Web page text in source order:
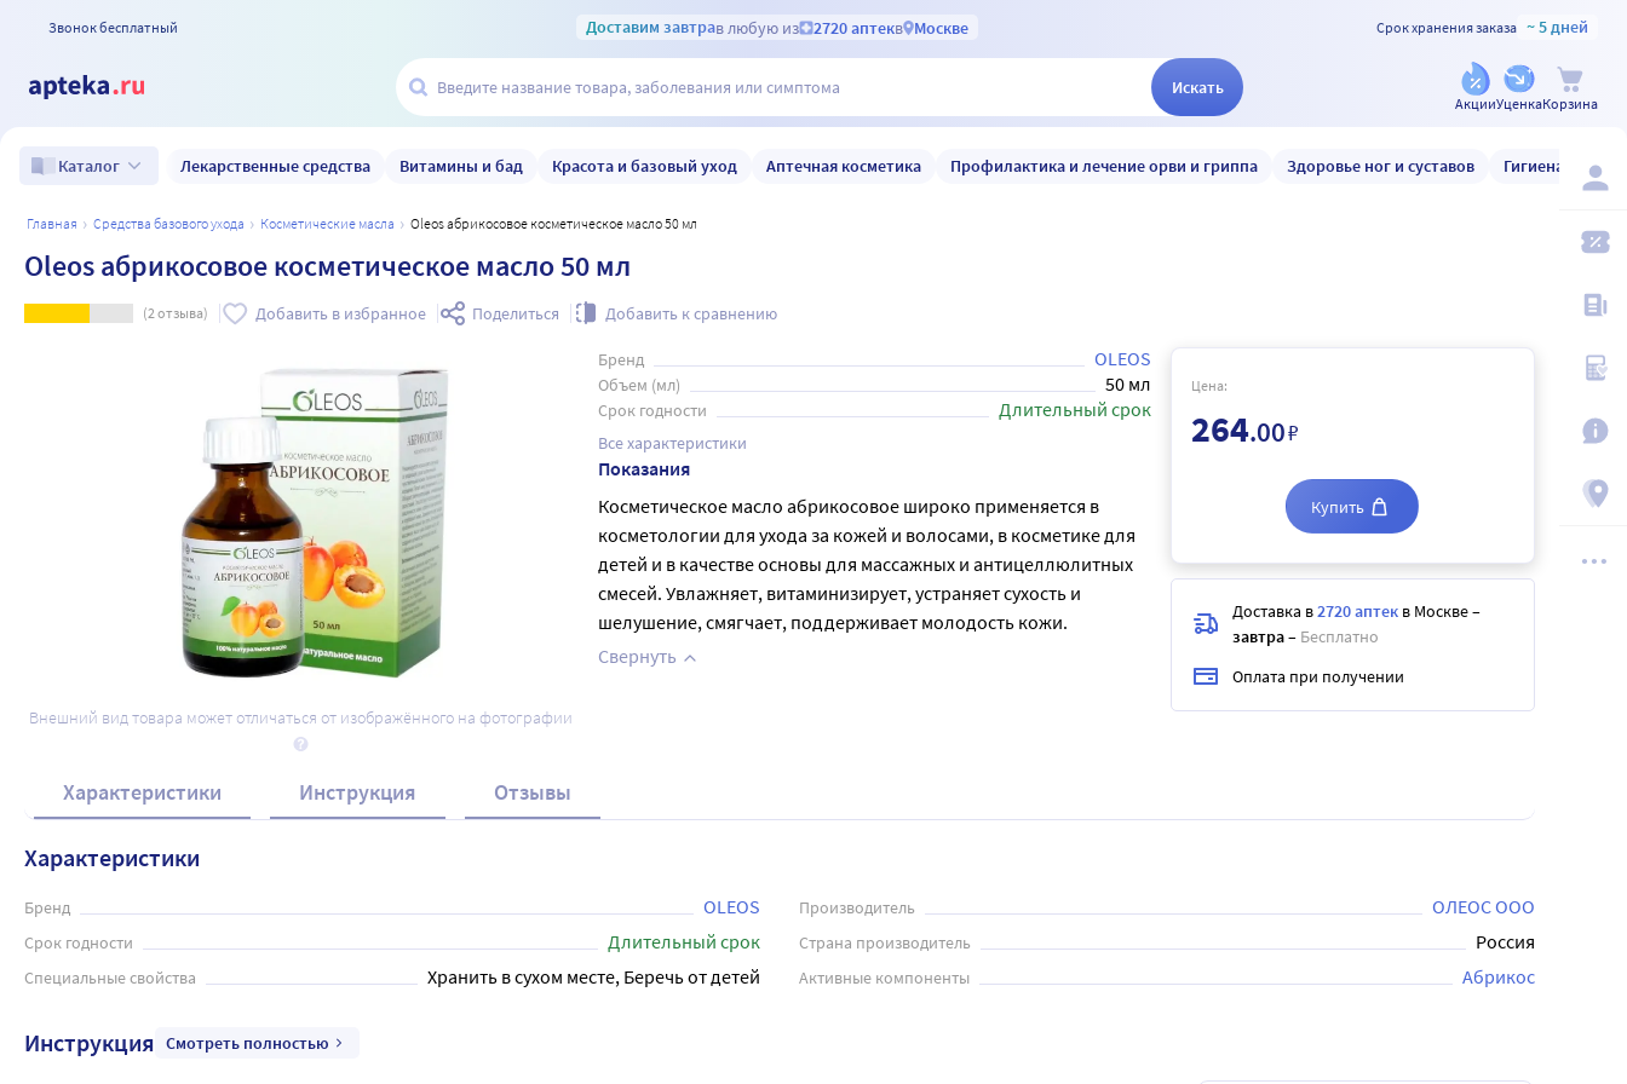
Звонок бесплатный Доставим завтрав любую из 2720 аптекв Москве Срок хранения заказа ~ 5 дней
Искать
АкцииУценкаКорзина
Каталог Лекарственные средства Витамины и бад Красота и базовый уход Аптечная косметика Профилактика и лечение орви и гриппа Здоровье ног и суставов Гигиена и уход
главная средства базового ухода косметические масла Oleos абрикосовое косметическое масло 50 мл
Oleos абрикосовое косметическое масло 50 мл
(2отзыва) Добавить в избранное Поделиться Добавить к сравнению
Внешний вид товара может отличаться от изображённого на фотографии
Бренд OLEOS
Объем (мл) 50 мл
Срок годности Длительный срок
Все характеристики
Показания
Косметическое масло абрикосовое широко применяется в
косметологии для ухода за кожей и волосами, в косметике для
детей и в качестве основы для массажных и антицеллюлитных
смесей. Увлажняет, витаминизирует, устраняет сухость и
шелушение, смягчает, поддерживает молодость кожи.
Свернуть
Цена:
264.00₽
Купить
Доставка в2720 аптек в Москве–
завтра– Бесплатно
Оплата при получении
Характеристики Инструкция Отзывы
Характеристики
Бренд OLEOS Производитель ОЛЕОС ООО
Срок годности Длительный срок Страна производитель Россия
Специальные свойства Хранить в сухом месте, Беречь от детей Активные компоненты Абрикос
Инструкция Смотреть полностью